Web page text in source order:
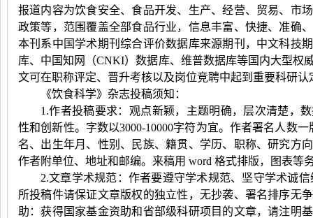
报道内容为饮食安全、食品开发、生产、经营、贸易、市
政策等，范围覆盖全部食品行业，信息丰富、快捷、准确
本刊系中国学术期刊综合评价数据库来源期刊，中文科技
库、中国知网（CNKI）数据库、维普数据库等国内大型权
文可在职称评定、晋升考核以及岗位竞聘中起到重要科研认
《饮食科学》杂志投稿须知：
1.作者投稿要求：观点新颖，主题明确，层次清楚，
性和创新性。字数以3000-10000字符为宜。作者署名人数一
名、出生年月、性别、民族、籍贯、学历、职称、研究方
作者附单位、地址和邮编。来稿用 word 格式排版，图表等
2.文章学术规范：作者要遵守学术规范、坚守学术诚
所投稿件请保证文章版权的独立性，无抄袭、署名排序无
助：获得国家基金资助和省部级科研项目的文章，请注明